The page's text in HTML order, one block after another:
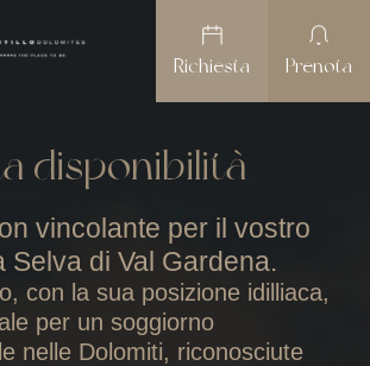
Richiesta Prenota
disponibilità
vincolante per il vostro
Selva di Val Gardena.
con la sua posizione idilliaca,
per un soggiorno
nelle Dolomiti, riconosciute